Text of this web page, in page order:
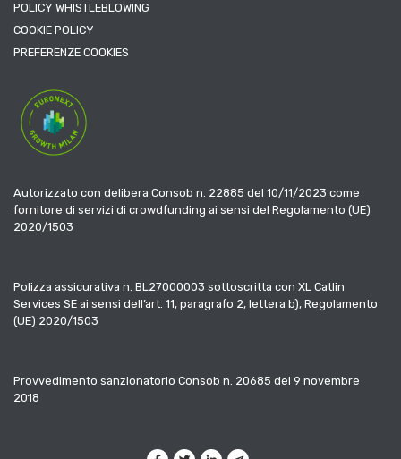
POLICY WHISTLEBLOWING
COOKIE POLICY
PREFERENZE COOKIES
Autorizzato con delibera Consob n. 22885 del 10/11/2023 come
fornitore di servizi di crowdfunding ai sensi del Regolamento (UE)
2020/1503
Polizza assicurativa n. BL27000003 sottoscritta con XL Catlin
Services SE ai sensi dell’art. 11, paragrafo 2, lettera b), Regolamento
(UE) 2020/1503
Provvedimento sanzionatorio Consob n. 20685 del 9 novembre
2018